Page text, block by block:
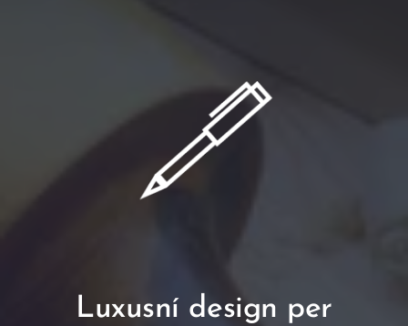
Luxusní design per